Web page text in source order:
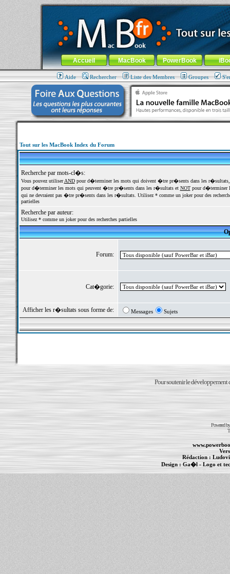
MacBook-fr.com : 100% Apple... 100% nomade !
Aller au contenu-Aller au menu général-Aller au menu de
Menu général
Accueil MacBook PowerBook
Aide Rechercher Liste des Membres Groupes
Tout sur les MacBook Index du Forum
Recherche par mots-cl�s:
Vous pouvez utiliserANDpour d�terminer les mots qui doivent �tre pr�sents dans les
pour d�terminer les mots qui peuvent �tre pr�sents dans les r�sultats et NOTpour d�terminer
qui ne devraient pas �tre pr�sents dans les r�sultats. Utilisez * comme un joker pour des
partielles
Recherche par auteur:
Utilisez * comme un joker pour des recherches partielles
Forum:
Cat�gorie:
Afficher les r�sultats sous forme de: Messages Sujets
Pour soutenir le développement
Powered
Rédaction :
Design : Ga�l- Logo et